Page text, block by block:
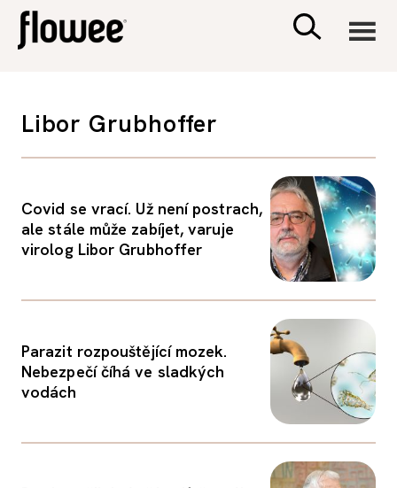
PSYCHOLOGIE
RODINA A DĚTI
PORADNA
Libor Grubhoffer
Covid se vrací. Už není postrach,
ale stále může zabíjet, varuje
virolog Libor Grubhoffer
Parazit rozpouštějící mozek.
Nebezpečí číhá ve sladkých
vodách